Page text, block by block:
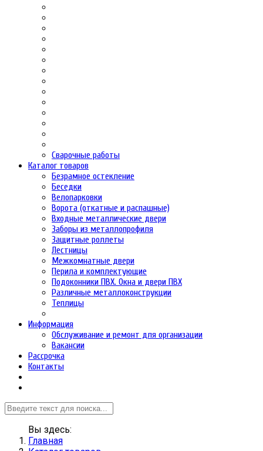
Сварочные работы
Каталог товаров
Безрамное остекление
Беседки
Велопарковки
Ворота (откатные и распашные)
Входные металлические двери
Заборы из металлопрофиля
Защитные роллеты
Лестницы
Межкомнатные двери
Перила и комплектующие
Подоконники ПВХ. Окна и двери ПВХ
Различные металлоконструкции
Теплицы
Информация
Обслуживание и ремонт для организации
Вакансии
Рассрочка
Контакты
Вы здесь:
Главная